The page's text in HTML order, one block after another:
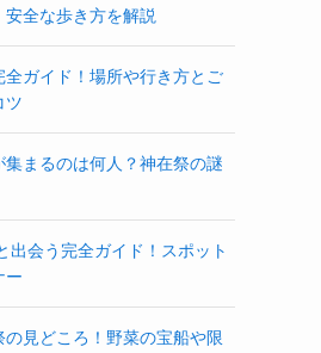
全な歩き方を解説
全ガイド！場所や行き方とご
ツ
まるのは何人？神在祭の謎
出会う完全ガイド！スポット
ー
の見どころ！野菜の宝船や限